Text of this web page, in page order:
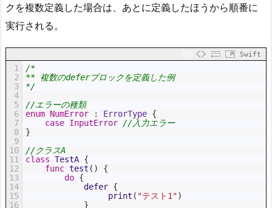
クを複数定義した場合は、あとに定義したほうから順番に
実行される。
Swift
1
2
3
4
5
6
7
8
9
10
11
12
13
14
15
16
/*
** 複数のdeferブロックを定義した例
*/
//エラーの種類
enum NumError : ErrorType {
case InputError //入力エラー
}
//クラスA
class TestA {
func test ( )
{
do {
defer {
print ( "テスト1")
}